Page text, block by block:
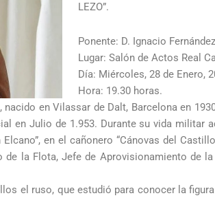
LEZO”.
Ponente: D. Ignacio
Lugar: Salón de Actos Real
Día: Miércoles, 28 de Enero,
Hora: 19.30 horas.
nacido en Vilassar de Dalt, Barcelona en
en Julio de 1.953. Durante su vida militar
en el cañonero “Cánovas del
la Flota, Jefe de Aprovisionamiento de
el ruso, que estudió para conocer la